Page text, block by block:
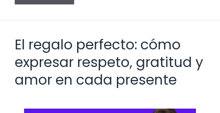
El regalo perfecto: cómo
expresar respeto, gratitud y
amor en cada presente